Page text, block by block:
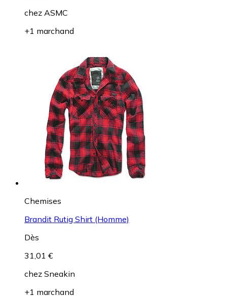
chez ASMC
+1 marchand
Chemises
Brandit Rutig Shirt (Homme)
Dès
31,01 €
chez Sneakin
+1 marchand